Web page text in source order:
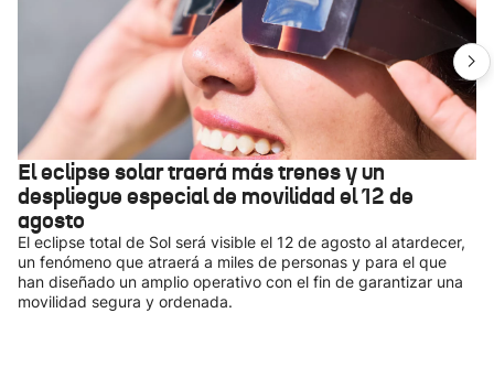
El eclipse solar traerá más trenes y un
despliegue especial de movilidad el 12 de
agosto
El eclipse total de Sol será visible el 12 de agosto al atardecer,
un fenómeno que atraerá a miles de personas y para el que
han diseñado un amplio operativo con el fin de garantizar una
movilidad segura y ordenada.